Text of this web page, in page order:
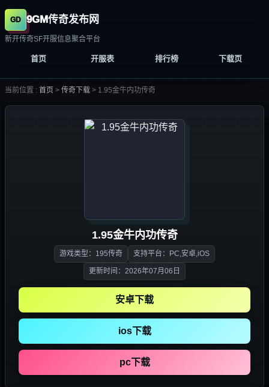
9GM传奇发布网
新开传奇SF开服信息聚合平台
首页 开服表 排行榜 下载页
当前位置 : 首页 > 传奇下载 > 1.95金牛内功传奇
1.95金牛内功传奇
游戏类型：195传奇 支持平台：PC,安卓,iOS
更新时间：2026年07月06日
安卓下载
ios下载
pc下载